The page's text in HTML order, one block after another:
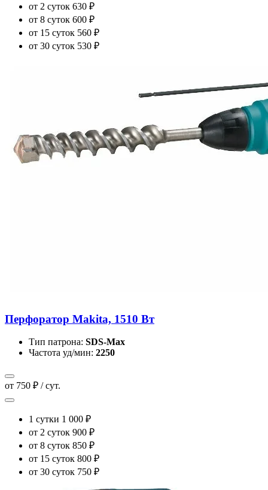
от 2 суток 630 ₽
от 8 суток 600 ₽
от 15 суток 560 ₽
от 30 суток 530 ₽
Перфоратор Makita, 1510 Вт
Тип патрона: SDS-Max
Частота уд/мин: 2250
от 750 ₽ / сут.
1 сутки 1 000 ₽
от 2 суток 900 ₽
от 8 суток 850 ₽
от 15 суток 800 ₽
от 30 суток 750 ₽